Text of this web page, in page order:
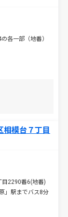
各一部（地番）
相模台７丁目
目2290番6(地番)
」駅までバス8分